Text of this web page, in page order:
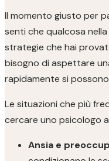
Il momento giusto per
senti che qualcosa
strategie che hai
bisogno di aspettare
rapidamente si
Le situazioni che più
cercare uno psicologo
Ansia e